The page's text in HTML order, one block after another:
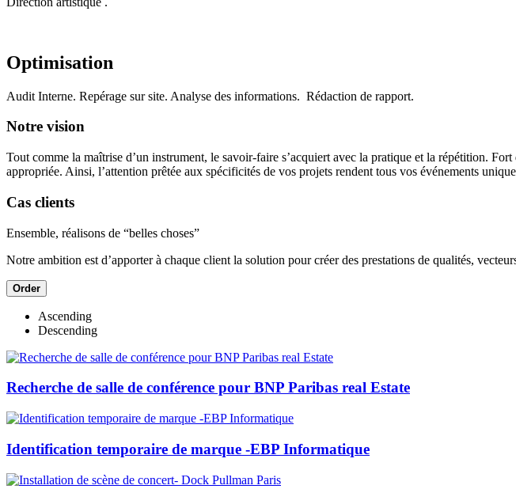
Optimisation
Audit Interne. Repérage sur site. Analyse des informations. Rédaction de rapport.
Notre vision
Tout comme la maîtrise d’un instrument, le savoir-faire s’acquiert avec la pratique et la répétition.
appropriée. Ainsi, l’attention prêtée aux spécificités de vos projets rendent tous vos événements
Cas clients
Ensemble, réalisons de “belles choses”
Notre ambition est d’apporter à chaque client la solution pour créer des prestations de qualités,
Order
Ascending
Descending
Recherche de salle de conférence pour BNP Paribas real Estate
Identification temporaire de marque -EBP Informatique